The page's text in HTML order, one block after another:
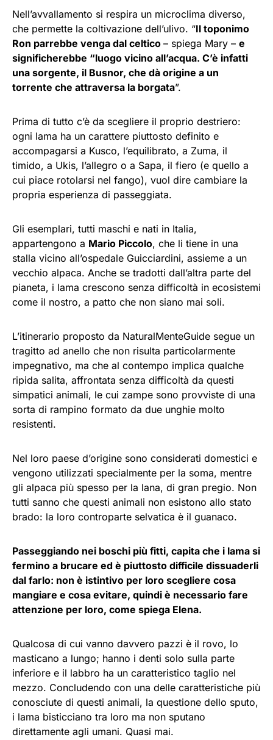
Nell’avvallamento si respira un microclima diverso,
che permette la coltivazione dell’ulivo. “Il toponimo
Ron parrebbe venga dal celtico – spiega Mary – e
significherebbe “luogo vicino all’acqua. C’è infatti
una sorgente, il Busnor, che dà origine a un
torrente che attraversa la borgata”.
Prima di tutto c’è da scegliere il proprio destriero:
ogni lama ha un carattere piuttosto definito e
accompagarsi a Kusco, l’equilibrato, a Zuma, il
timido, a Ukis, l’allegro o a Sapa, il fiero (e quello a
cui piace rotolarsi nel fango), vuol dire cambiare la
propria esperienza di passeggiata.
Gli esemplari, tutti maschi e nati in Italia,
appartengono a Mario Piccolo, che li tiene in una
stalla vicino all’ospedale Guicciardini, assieme a un
vecchio alpaca. Anche se tradotti dall’altra parte del
pianeta, i lama crescono senza difficoltà in ecosistemi
come il nostro, a patto che non siano mai soli.
L’itinerario proposto da NaturalMenteGuide segue un
tragitto ad anello che non risulta particolarmente
impegnativo, ma che al contempo implica qualche
ripida salita, affrontata senza difficoltà da questi
simpatici animali, le cui zampe sono provviste di una
sorta di rampino formato da due unghie molto
resistenti.
Nel loro paese d’origine sono considerati domestici e
vengono utilizzati specialmente per la soma, mentre
gli alpaca più spesso per la lana, di gran pregio. Non
tutti sanno che questi animali non esistono allo stato
brado: la loro controparte selvatica è il guanaco.
Passeggiando nei boschi più fitti, capita che i lama si
fermino a brucare ed è piuttosto difficile dissuaderli
dal farlo: non è istintivo per loro scegliere cosa
mangiare e cosa evitare, quindi è necessario fare
attenzione per loro, come spiega Elena.
Qualcosa di cui vanno davvero pazzi è il rovo, lo
masticano a lungo; hanno i denti solo sulla parte
inferiore e il labbro ha un caratteristico taglio nel
mezzo. Concludendo con una delle caratteristiche più
conosciute di questi animali, la questione dello sputo,
i lama bisticciano tra loro ma non sputano
direttamente agli umani. Quasi mai.